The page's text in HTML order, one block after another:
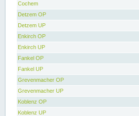
Cochem
Detzem OP
Detzem UP
Enkirch OP
Enkirch UP
Fankel OP
Fankel UP
Grevenmacher OP
Grevenmacher UP
Koblenz OP
Koblenz UP